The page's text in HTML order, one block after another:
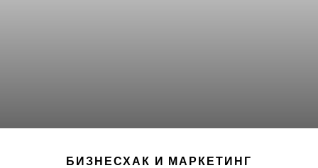
БИЗНЕСХАК И МАРКЕТИНГ